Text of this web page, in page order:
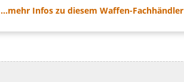
...mehr Infos zu diesem Waffen-Fachhändler